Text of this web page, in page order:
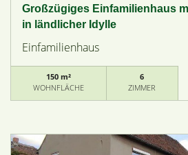
Großzügiges Einfamilienhaus
in ländlicher Idylle
Einfamilienhaus
150 m²
WOHNFLÄCHE
6
ZIMMER